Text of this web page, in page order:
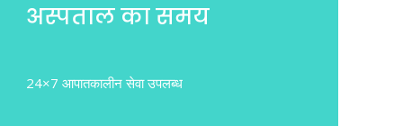
अस्पताल का समय
24×7 आपातकालीन सेवा उपलब्ध